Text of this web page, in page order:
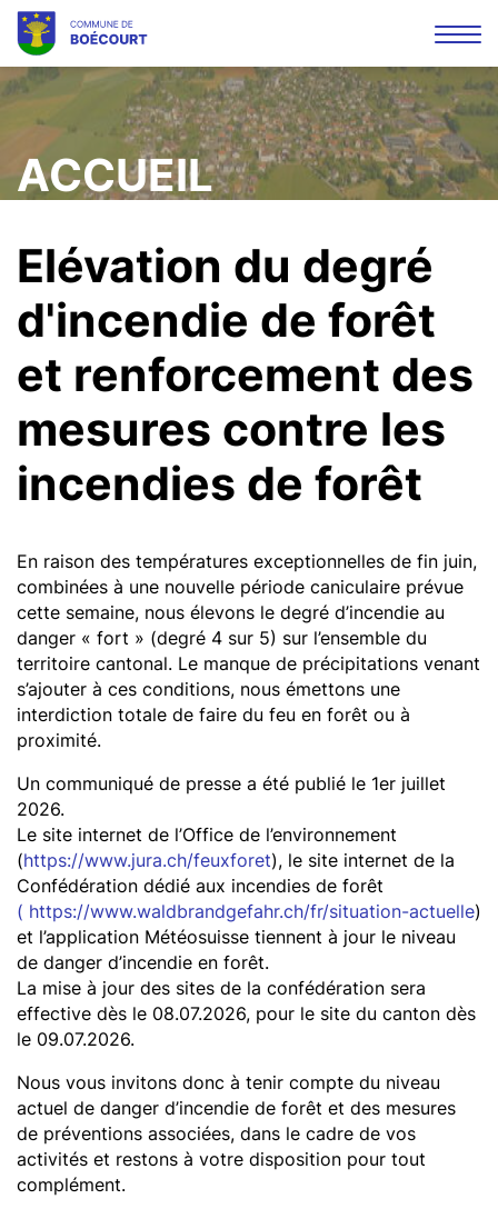
Mots
clés
la
ACCUEIL
Elévation du degré
d'incendie de forêt
et renforcement des
mesures contre les
incendies de forêt
En raison des températures exceptionnelles de fin juin,
combinées à une nouvelle période caniculaire prévue
cette semaine, nous élevons le degré d’incendie au
danger « fort » (degré 4 sur 5) sur l’ensemble du
territoire cantonal. Le manque de précipitations venant
s’ajouter à ces conditions, nous émettons une
interdiction totale de faire du feu en forêt ou à
proximité.
Un communiqué de presse a été publié le 1er juillet
2026.
Le site internet de l’Office de l’environnement
(https://www.jura.ch/feuxforet), le site internet de la
Confédération dédié aux incendies de forêt
( https://www.waldbrandgefahr.ch/fr/situation-actuelle)
et l’application Météosuisse tiennent à jour le niveau
de danger d’incendie en forêt.
La mise à jour des sites de la confédération sera
effective dès le 08.07.2026, pour le site du canton dès
le 09.07.2026.
Nous vous invitons donc à tenir compte du niveau
actuel de danger d’incendie de forêt et des mesures
de préventions associées, dans le cadre de vos
activités et restons à votre disposition pour tout
complément.